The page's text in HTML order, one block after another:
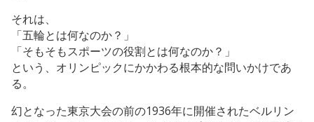
それは、
「五輪とは何なのか？」
「そもそもスポーツの役割とは何なのか？」
という、オリンピックにかかわる根本的な問いかけであ
る。
幻となった東京大会の前の1936年に開催されたベルリン